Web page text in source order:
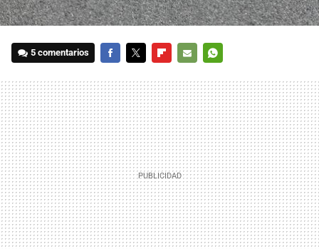
5 comentarios
MAIL